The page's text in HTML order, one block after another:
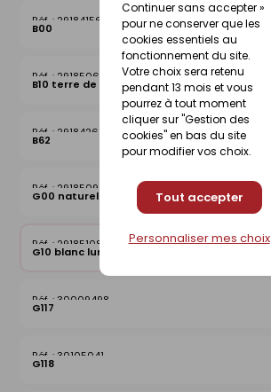
Continuer sans accepter »
pour ne conserver que les
cookies essentiels au
fonctionnement du site.
Votre choix sera retenu
pendant 13 mois et vous
pourrez à tout moment
cliquer sur "Gestion des
cookies" en bas du site
pour modifier vos choix.
Tout accepter
Personnaliser mes choix
29184156
B00
29185061
B10 terre de lune
29184262
B62
29185092
G00 naturel
29185108
G10 blanc lumière
30009498
G117
30105041
G118